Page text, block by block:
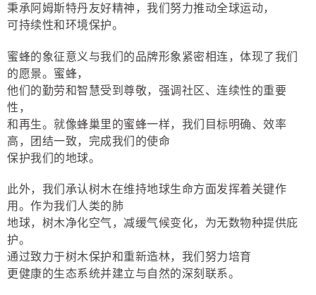
秉承阿姆斯特丹友好精神，我们努力推动全球运动，
可持续性和环境保护。
蜜蜂的象征意义与我们的品牌形象紧密相连，体现了我们
的愿景。蜜蜂，
他们的勤劳和智慧受到尊敬，强调社区、连续性的重要
性，
和再生。就像蜂巢里的蜜蜂一样，我们目标明确、效率
高，团结一致，完成我们的使命
保护我们的地球。
此外，我们承认树木在维持地球生命方面发挥着关键作
用。作为我们人类的肺
地球，树木净化空气，减缓气候变化，为无数物种提供庇
护。
通过致力于树木保护和重新造林，我们努力培育
更健康的生态系统并建立与自然的深刻联系。